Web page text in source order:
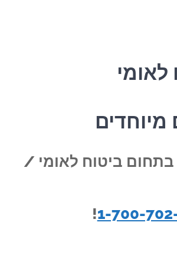
בתחום ביטוח לאומי /
1-700-
!